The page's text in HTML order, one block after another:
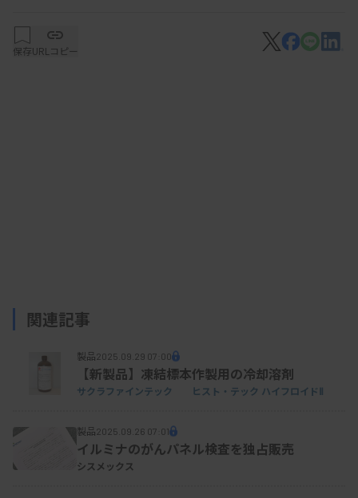
現在、グルコサミノグリカン（GAG）やLyso-
Gb3などのライソゾーム病関連のバイオマーカーと
して、2次スクリーニングで運用するための研究開
発を進めており、一部の検査項目は来年度にも運用
保存URLコピー
関連記事
製品2025.09.29 07:00
【新製品】凍結標本作製用の冷却溶剤
サクラファインテック ヒスト・テック ハイフロイドⅡ
製品2025.09.26 07:01
イルミナのがんパネル検査を独占販売
シスメックス